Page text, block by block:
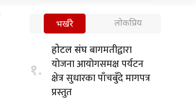
भर्खरै लोकप्रिय
१.
होटल संघबागमतीद्वारा
योजना आयोगसमक्ष पर्यटन
क्षेत्र सुधारका पाँचबुँदे मागपत्र
प्रस्तुत